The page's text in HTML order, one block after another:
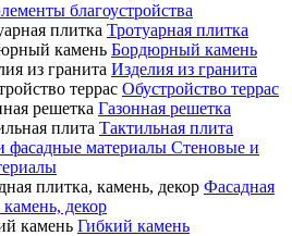
благоустройства
Тротуарная плитка
Бордюрный камень
Изделия из гранита
Обустройство террас
Газонная решетка
Тактильная плита
Стеновые и
Фасадная
декор
Гибкий камень